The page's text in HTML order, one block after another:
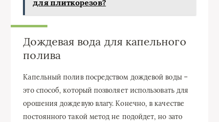
для плиткорезов?
Дождевая вода для капельного
полива
Капельный полив посредством дождевой воды –
это способ, который позволяет использовать для
орошения дождевую влагу. Конечно, в качестве
постоянного такой метод не подойдет, но зато